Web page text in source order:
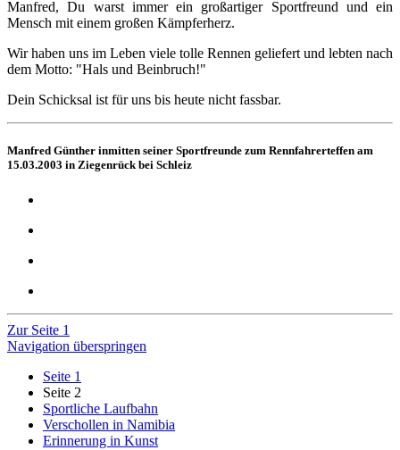
Manfred, Du warst immer ein großartiger Sportfreund und ein
Mensch mit einem großen Kämpferherz.
Wir haben uns im Leben viele tolle Rennen geliefert und lebten nach
dem Motto: "Hals und Beinbruch!"
Dein Schicksal ist für uns bis heute nicht fassbar.
Manfred Günther inmitten seiner Sportfreunde zum Rennfahrerteffen am
15.03.2003 in Ziegenrück bei Schleiz
Zur Seite 1
Navigation überspringen
Seite 1
Seite 2
Sportliche Laufbahn
Verschollen in Namibia
Erinnerung in Kunst